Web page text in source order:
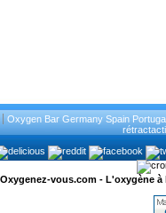
Oxygen Bar Germany Spain
Oxygenez-vous.com - L'oxygène